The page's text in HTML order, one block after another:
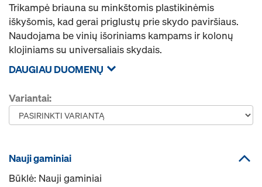
Trikampė briauna su minkštomis plastikinėmis
iškyšomis, kad gerai priglustų prie skydo paviršiaus.
Naudojama be vinių išoriniams kampams ir kolonų
klojiniams su universaliais skydais.
DAUGIAU DUOMENŲ
Variantai:
Nauji gaminiai
Būklė: Nauji gaminiai